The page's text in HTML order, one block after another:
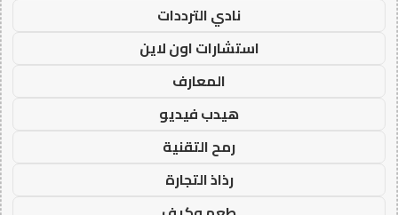
نادي الترددات
استشارات اون لاين
المعارف
هيدب فيديو
رمح التقنية
رذاذ التجارة